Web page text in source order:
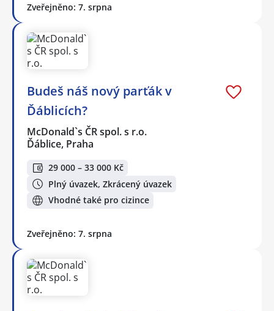
Zveřejněno: 7. srpna
Budeš náš nový parťák v
Ďáblicích?
McDonald`s ČR spol. s r.o.
Ďáblice, Praha
29 000 – 33 000 Kč
Plný úvazek, Zkrácený úvazek
Vhodné také pro cizince
Zveřejněno: 7. srpna